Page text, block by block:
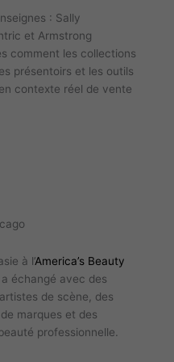
: Sally
et Armstrong
comment les collections
présentoirs et les outils
contexte réel de vente
à l’America’s Beauty
échangé avec des
de scène, des
marques et des
professionnelle.